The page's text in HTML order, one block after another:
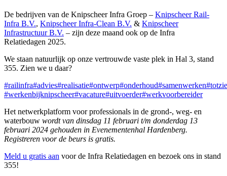
De bedrijven van de Knipscheer Infra Groep – Knipscheer Rail-
Infra B.V., Knipscheer Infra-Clean B.V. & Knipscheer
Infrastructuur B.V. – zijn deze maand ook op de Infra
Relatiedagen 2025.
We staan natuurlijk op onze vertrouwde vaste plek in Hal 3, stand
355. Zien we u daar?
#railinfra#advies#realisatie#ontwerp#onderhoud#samenwerken
#werkenbijknipscheer#vacature#uitvoerder#werkvoorbereider
Het netwerkplatform voor professionals in de grond-, weg- en
waterbouw wordt van dinsdag 11 februari t/m donderdag 13
februari 2024 gehouden in Evenementenhal Hardenberg.
Registreren voor de beurs is gratis.
Meld u gratis aan voor de Infra Relatiedagen en bezoek ons in stand
355!